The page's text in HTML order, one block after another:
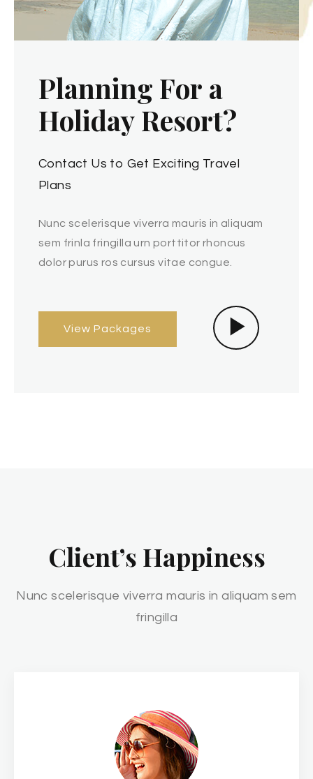
Planning For a
HolidayResort?
Contact Us to Get Exciting Travel
Plans
Nunc scelerisque viverra mauris in aliquam
sem frinla fringilla urn porttitor rhoncus
dolor purus ros cursus vitae congue.
View Packages
Client’s Happiness
Nunc scelerisque viverra mauris in aliquam sem
fringilla